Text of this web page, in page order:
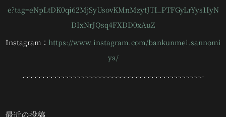
e?tag=eNpLtDK0qi62MjSyUsovKMnMzytJTI_PTFGyLrYys1IyN
DIxNrJQsq4FXDD0xAuZ
Instagram： https://www.instagram.com/bankunmei.sannomi
ya/
.-.-.-.-.-.-.-.-.-.-.-.-.-.-.-.-.-.-.-.-.-.-.-.-.-.-.-.-.-.-.-.-.-.-.-.-.-.-.-.-.-.-.-.-.-
最近の投稿